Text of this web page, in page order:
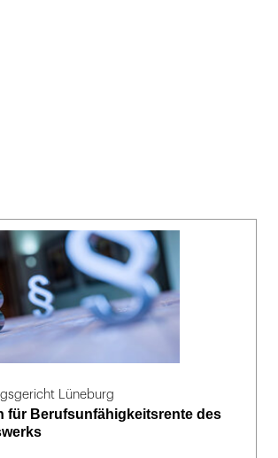
Lüneburg
für Berufsunfähigkeitsrente des